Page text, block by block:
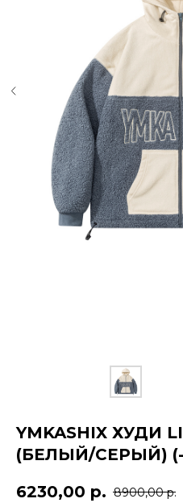
YMKASHIX ХУДИ
(БЕЛЫЙ/СЕРЫЙ) (-
6230,00 р. 8900,00 р.